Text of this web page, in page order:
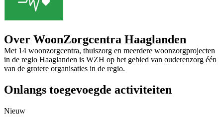
Over WoonZorgcentra Haaglanden
Met 14 woonzorgcentra, thuiszorg en meerdere woonzorgprojecten
in de regio Haaglanden is WZH op het gebied van ouderenzorg één
van de grotere organisaties in de regio.
Onlangs toegevoegde activiteiten
Nieuw